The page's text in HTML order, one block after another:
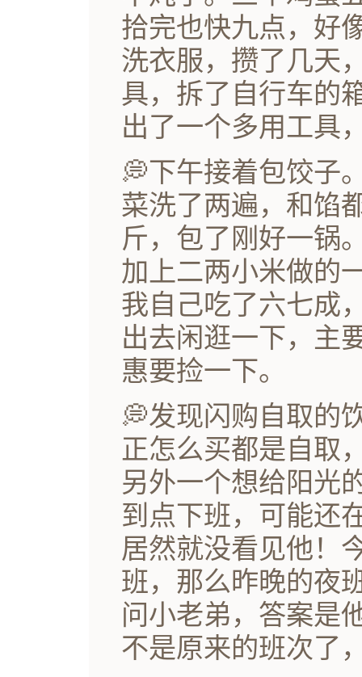
拾完也快九点，好
洗衣服，攒了几天
具，拆了自行车的
出了一个多用工具
💭下午接着包饺子
菜洗了两遍，和馅
斤，包了刚好一锅
加上二两小米做的
我自己吃了六七成
出去闲逛一下，主
惠要捡一下。
💭发现闪购自取的
正怎么买都是自取
另外一个想给阳光
到点下班，可能还
居然就没看见他！
班，那么昨晚的夜
问小老弟，答案是
不是原来的班次了